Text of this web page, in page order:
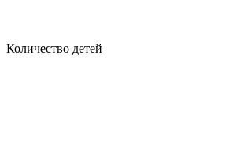
Количество детей